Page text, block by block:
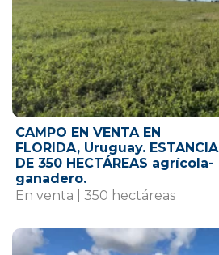
CAMPO EN VENTA EN
FLORIDA, Uruguay. ESTANCIA
DE 350 HECTÁREAS agrícola-
ganadero.
En venta | 350 hectáreas